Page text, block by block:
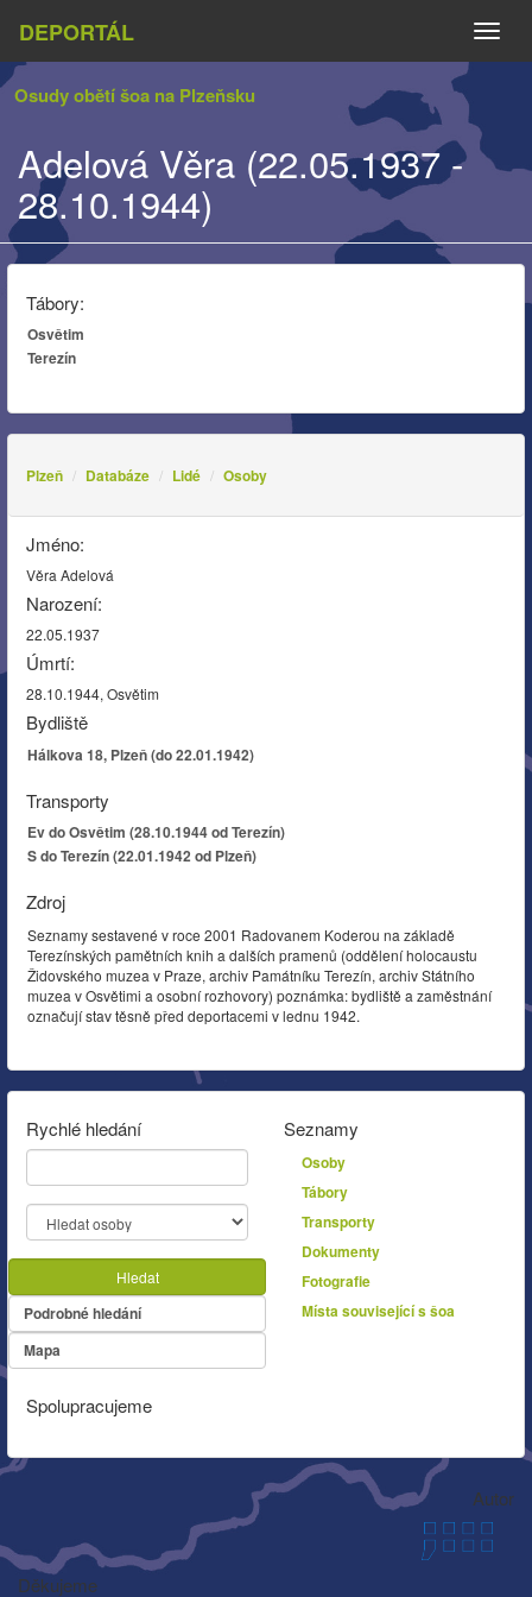
DEPORTÁL
Osudy obětí šoa na Plzeňsku
Adelová Věra (22.05.1937 -
28.10.1944)
Tábory:
Osvětim
Terezín
Plzeň Databáze Lidé Osoby
Jméno:
Věra Adelová
Narození:
22.05.1937
Úmrtí:
28.10.1944, Osvětim
Bydliště
Hálkova 18, Plzeň (do 22.01.1942)
Transporty
Ev do Osvětim (28.10.1944 od Terezín)
S do Terezín (22.01.1942 od Plzeň)
Zdroj
Seznamy sestavené v roce 2001 Radovanem Koderou na základě
Terezínských pamětních knih a dalších pramenů (oddělení holocaustu
Židovského muzea v Praze, archiv Památníku Terezín, archiv Státního
muzea v Osvětimi a osobní rozhovory) poznámka: bydliště a zaměstnání
označují stav těsně před deportacemi v lednu 1942.
Rychlé hledání
Hledat
Podrobné hledání
Mapa
Seznamy
Osoby
Tábory
Transporty
Dokumenty
Fotografie
Místa související s šoa
Spolupracujeme
Autor
Děkujeme